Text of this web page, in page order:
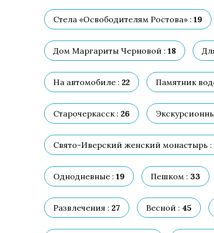
Стела «Освободителям Ростова» : 19
Дом Маргариты Черновой : 18
На автомобиле : 22 Памятник
Старочеркасск : 26
Свято-Иверский женский монастырь :
Однодневные : 19 Пешком : 33
Развлечения : 27 Весной : 45